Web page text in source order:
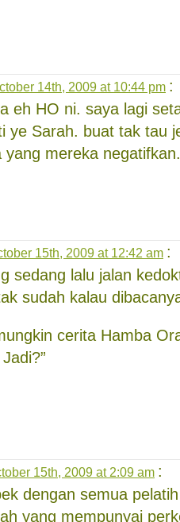
14th, 2009 at 10:44 pm :
eh HO ni. saya lagi
ye Sarah. buat tak tau
yang mereka
15th, 2009 at 12:42 am :
sedang lalu jalan
sudah kalau
cerita Hamba
15th, 2009 at 2:09 am :
dengan semua
yang mempunyai